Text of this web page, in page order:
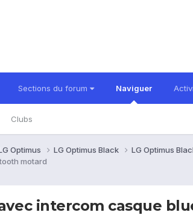
Sections du forum Naviguer
Clubs
Optimus LG Optimus Black
LG Optimus
motard
intercom casque